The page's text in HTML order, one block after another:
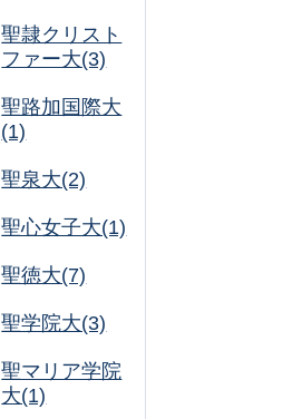
聖隷クリスト
ファー大(3)
聖路加国際大
(1)
聖泉大(2)
聖心女子大(1)
聖徳大(7)
聖学院大(3)
聖マリア学院
大(1)